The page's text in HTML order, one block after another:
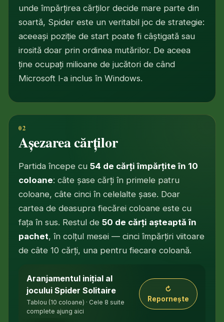
unde împărțirea cărților decide mare parte din
soartă, Spider este un veritabil joc de strategie:
aceeași poziție de start poate fi câștigată sau
irosită doar prin ordinea mutărilor. De aceea
ține ocupați milioane de jucători de când
Microsoft l-a inclus în Windows.
Așezarea cărților
Partida începe cu 54 de cărți împărțite în 10
coloane: câte șase cărți în primele patru
coloane, câte cinci în celelalte șase. Doar
cartea de deasupra fiecărei coloane este cu
fața în sus. Restul de 50 de cărți așteaptă în
pachet, în colțul mesei — cinci împărțiri viitoare
de câte 10 cărți, una pentru fiecare coloană.
Zece coloane de tablou: primele patru conțin
Aranjamentul inițial al
jocului Spider Solitaire
Tablou (10 coloane) · Cele 8 suite
complete ajung aici
↻
Repornește